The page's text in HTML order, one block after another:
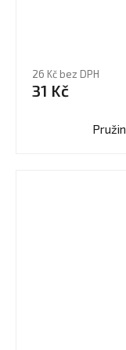
produktu
je
26 Kč bez DPH
31 Kč